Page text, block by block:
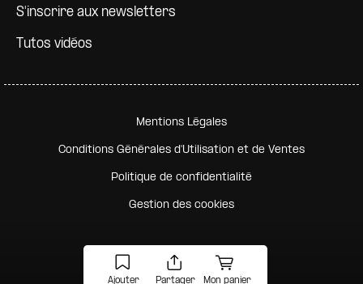
Ajouter Partager Mon panier
S'inscrire aux newsletters
Tutos vidéos
Pied de page secondaire
Mentions Légales
Conditions Générales d'Utilisation et de Ventes
Politique de confidentialité
Gestion des cookies